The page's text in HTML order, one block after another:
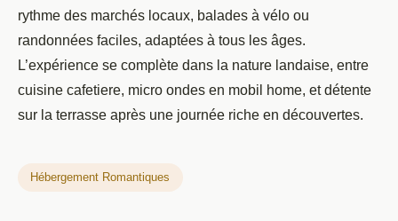
rythme des marchés locaux, balades à vélo ou
randonnées faciles, adaptées à tous les âges.
L’expérience se complète dans la nature landaise, entre
cuisine cafetiere, micro ondes en mobil home, et détente
sur la terrasse après une journée riche en découvertes.
Hébergement Romantiques